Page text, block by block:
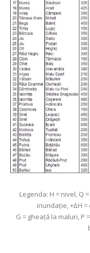
Legenda: H = nivel, Q
inundaţie, +∆H =
G = gheaţă la maluri, P